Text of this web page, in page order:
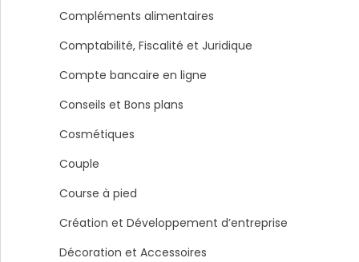
Compléments alimentaires
Comptabilité, Fiscalité et Juridique
Compte bancaire en ligne
Conseils et Bons plans
Cosmétiques
Couple
Course à pied
Création et Développement d’entreprise
Décoration et Accessoires